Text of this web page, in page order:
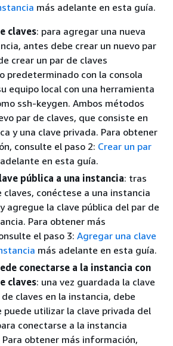
más adelante en esta guía.
claves: para agregar una nueva
antes debe crear un nuevo par
crear un par de claves
predeterminado con la consola
equipo local con una herramienta
ssh-keygen. Ambos métodos
par de claves, que consiste en
y una clave privada. Para obtener
consulte el paso 2: Crear un par
en esta guía.
pública a una instancia: tras
claves, conéctese a una instancia
agregue la clave pública del par de
Para obtener más
el paso 3: Agregar una clave
más adelante en esta guía.
conectarse a la instancia con
claves: una vez guardada la clave
claves en la instancia, debe
puede utilizar la clave privada del
conectarse a la instancia
Para obtener más información,